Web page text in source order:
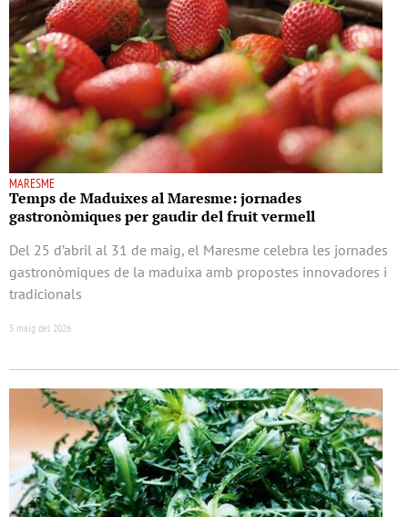
MARESME
Temps de Maduixes al Maresme: jornades
gastronòmiques per gaudir del fruit vermell
Del 25 d’abril al 31 de maig, el Maresme celebra les jornades
gastronòmiques de la maduixa amb propostes innovadores i
tradicionals
5 maig del 2026